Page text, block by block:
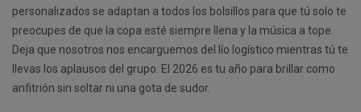
personalizados se adaptan a todos los bolsillos para que tú solo te
preocupes de que la copa esté siempre llena y la música a tope.
Deja que nosotros nos encarguemos del lío logístico mientras tú te
llevas los aplausos del grupo. El 2026 es tu año para brillar como
anfitrión sin soltar ni una gota de sudor.